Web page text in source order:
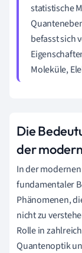
statistische
befasst sich
Moleküle,
Die
der
In der
fundamentaler
Phänomenen,
nicht zu
Rolle in
Quantenoptik